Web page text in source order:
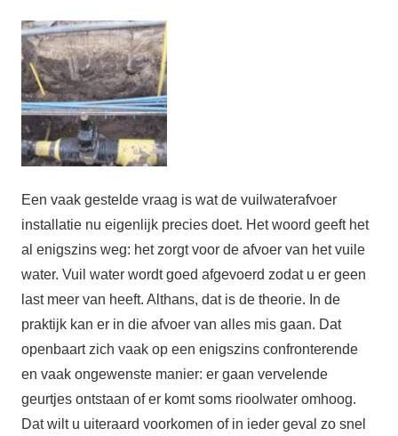
Een vaak gestelde vraag is wat de vuilwaterafvoer
installatie nu eigenlijk precies doet. Het woord geeft het
al enigszins weg: het zorgt voor de afvoer van het vuile
water. Vuil water wordt goed afgevoerd zodat u er geen
last meer van heeft. Althans, dat is de theorie. In de
praktijk kan er in die afvoer van alles mis gaan. Dat
openbaart zich vaak op een enigszins confronterende
en vaak ongewenste manier: er gaan vervelende
geurtjes ontstaan of er komt soms rioolwater omhoog.
Dat wilt u uiteraard voorkomen of in ieder geval zo snel